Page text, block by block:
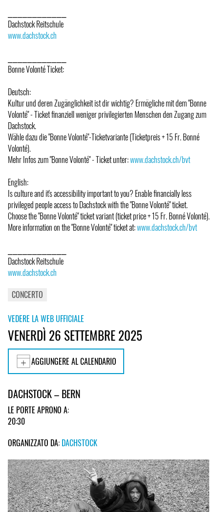
Dachstock Reitschule
www.dachstock.ch
Bonne Volonté Ticket:
Deutsch:
Kultur und deren Zugänglichkeit ist dir wichtig? Ermögliche mit dem "Bonne
Volonté" - Ticket finanziell weniger privilegierten Menschen den Zugang zum
Dachstock.
Wähle dazu die "Bonne Volonté"-Ticketvariante (Ticketpreis + 15 Fr. Bonné
Volonté).
Mehr Infos zum "Bonne Volonté" - Ticket unter:www.dachstock.ch/bvt
English:
Is culture and it's accessibility important to you? Enable financially less
privileged people access to Dachstock with the "Bonne Volonté" ticket.
Choose the "Bonne Volonté" ticket variant (ticket price + 15 Fr. Bonné Volonté).
More information on the "Bonne Volonté" ticket at:www.dachstock.ch/bvt
Dachstock Reitschule
www.dachstock.ch
CONCERTO
VEDERE LA WEB UFFICIALE
VENERDÌ 26 SETTEMBRE 2025
AGGIUNGERE AL CALENDARIO
DACHSTOCK – BERN
LE PORTE APRONO A:
20:30
ORGANIZZATO DA: DACHSTOCK